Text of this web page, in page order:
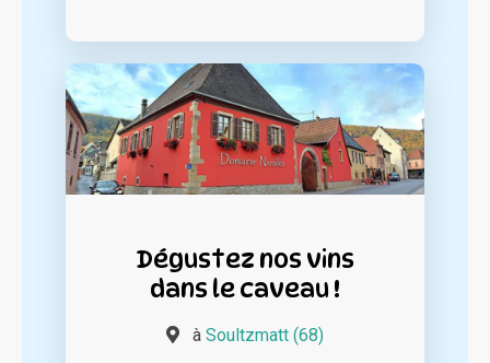
Dégustez nos vins
dans le caveau !
à Soultzmatt (68)